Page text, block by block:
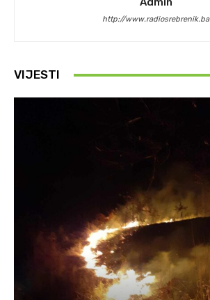
http://www.radiosrebrenik.ba
VIJESTI